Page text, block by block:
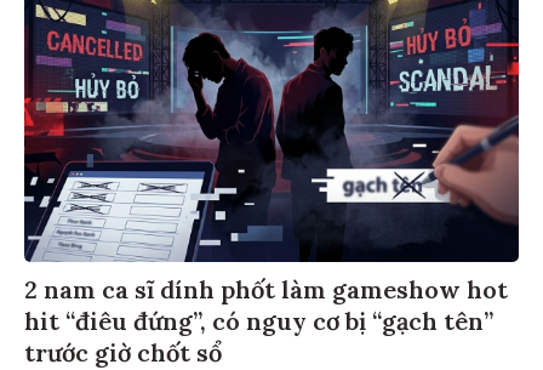
2 nam ca sĩ dính phốt làm gameshow hot
hit “điêu đứng”, có nguy cơ bị “gạch tên”
trước giờ chốt sổ